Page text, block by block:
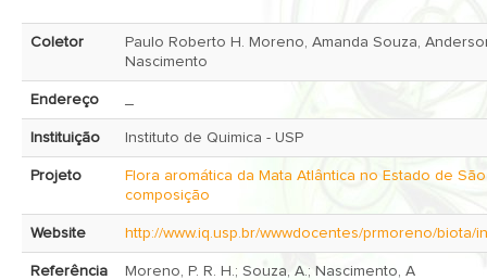
Coletor
Paulo Roberto H. Moreno, Amanda Souza,
Nascimento
Endereço
Instituição Instituto de Quimica - USP
Projeto
Flora aromática da Mata Atlântica no Estado de
composição
Website http://www.iq.usp.br/wwwdocentes/prmoreno/biota/
Referência Moreno, P. R. H.; Souza, A.; Nascimento, A